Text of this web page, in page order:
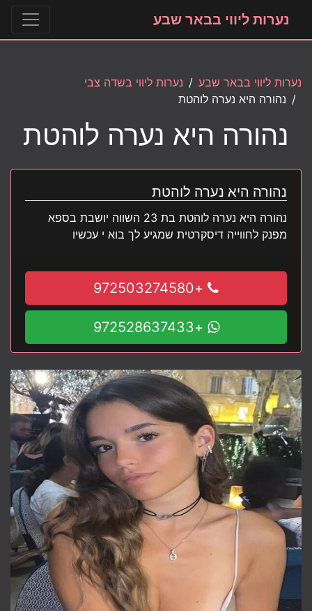
נערות ליווי בבאר שבע
נערות ליווי בבאר שבע
נערות ליווי בשדה צבי
נהורה היא נערה לוהטת
נהורה היא נערה לוהטת
נהורה היא נערה לוהטת
נהורה היא נערה לוהטת בת 23 השווה יושבת בספא
מפנק לחווייה דיסקרטית שמגיע לך בוא י עכשיו
+972503274580
+972528637433